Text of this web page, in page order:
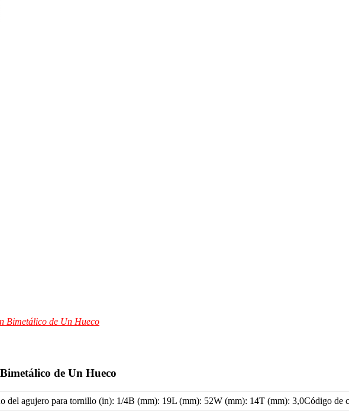
Bimetálico de Un Hueco
de Un Hueco
del agujero para tornillo (in): 1/4B (mm): 19L (mm): 52W (mm): 14T (mm): 3,0Código de